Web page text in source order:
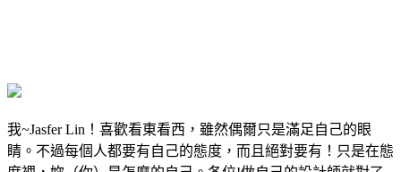
我~Jasfer Lin！喜歡看東看西，雖然偶爾只是滿足自己的眼
睛。不過每個人都要有自己的態度，而且絕對要有！只是在態